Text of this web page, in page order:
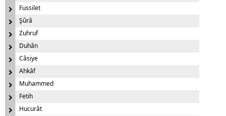
Fussilet
Şûrâ
Zuhruf
Duhân
Câsiye
Ahkâf
Muhammed
Fetih
Hucurât